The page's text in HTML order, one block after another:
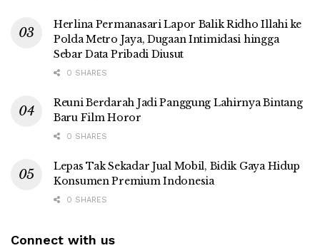
Herlina Permanasari Lapor Balik Ridho Illahi ke
Polda Metro Jaya, Dugaan Intimidasi hingga
Sebar Data Pribadi Diusut
0 SHARES
Reuni Berdarah Jadi Panggung Lahirnya Bintang
Baru Film Horor
0 SHARES
Lepas Tak Sekadar Jual Mobil, Bidik Gaya Hidup
Konsumen Premium Indonesia
0 SHARES
Connect with us